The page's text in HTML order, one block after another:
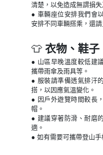
清楚，以免造成無謂損
● 車輛座位安排我們會
安排不同車輛搭乘，還請
👕 衣物、鞋子
● 山區早晚溫度較低建
攜帶雨傘及雨具等。
● 服裝請準備透氣排汗
搭，以因應氣溫變化。
● 因戶外遊覽時間較長
帽。
● 建議穿著防滑、耐磨
適。
● 如有需要可攜帶登山手